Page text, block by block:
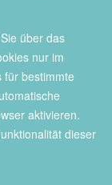
über das
nur im
für bestimmte
aktivieren.
dieser